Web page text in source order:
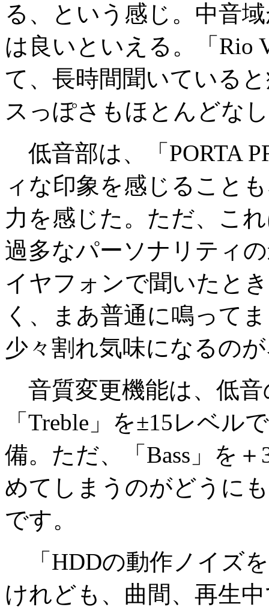
る、という感じ。中音
は良いといえる。「Rio
て、長時間聞いている
スっぽさもほとんどな
低音部は、「PORTA
ィな印象を感じること
力を感じた。ただ、こ
過多なパーソナリティ
イヤフォンで聞いたと
く、まあ普通に鳴って
少々割れ気味になるの
音質変更機能は、低音
「Treble」を±15レベル
備。ただ、「Bass」を
めてしまうのがどうに
です。
「HDDの動作ノイズ
けれども、曲間、再生